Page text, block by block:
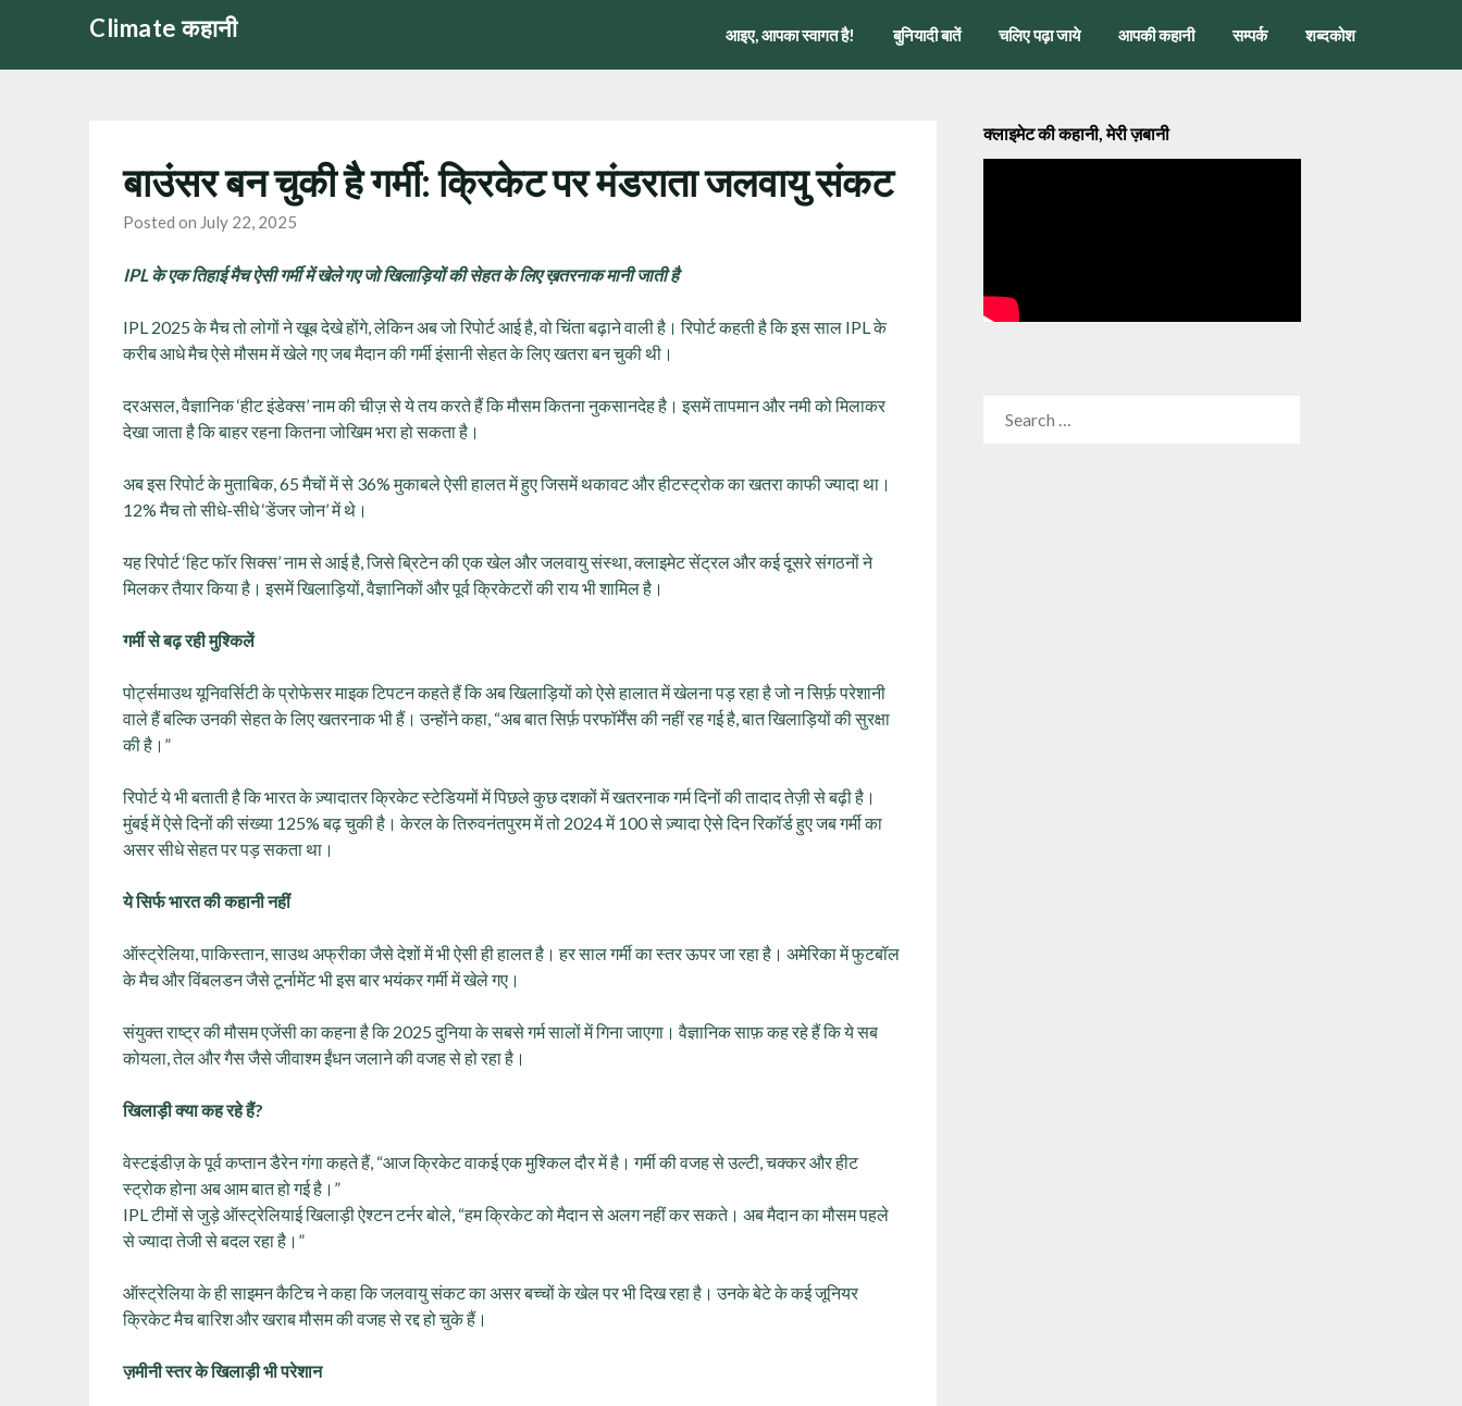
content
Climate कहानी आइए, आपका स्वागत है! बुनियादी बातें चलिए पढ़ा जाये आपकी कहानी सम्पर्क शब्दकोश
बाउंसर बन चुकी है गर्मी: क्रिकेट पर मंडराता जलवायु संकट
Posted on July 22, 2025
IPL के एक तिहाई मैच ऐसी गर्मी में खेले गए जो खिलाड़ियों की सेहत के लिए ख़तरनाक मानी जाती है
IPL 2025 के मैच तो लोगों ने खूब देखे होंगे, लेकिन अब जो रिपोर्ट आई है, वो चिंता बढ़ाने वाली है। रिपोर्ट कहती है कि इस साल IPL के
करीब आधे मैच ऐसे मौसम में खेले गए जब मैदान की गर्मी इंसानी सेहत के लिए खतरा बन चुकी थी।
दरअसल, वैज्ञानिक ‘हीट इंडेक्स’ नाम की चीज़ से ये तय करते हैं कि मौसम कितना नुकसानदेह है। इसमें तापमान और नमी को मिलाकर
देखा जाता है कि बाहर रहना कितना जोखिम भरा हो सकता है।
अब इस रिपोर्ट के मुताबिक, 65 मैचों में से 36% मुकाबले ऐसी हालत में हुए जिसमें थकावट और हीटस्ट्रोक का खतरा काफी ज्यादा था।
12% मैच तो सीधे-सीधे ‘डेंजर जोन’ में थे।
यह रिपोर्ट ‘हिट फॉर सिक्स’ नाम से आई है, जिसे ब्रिटेन की एक खेल और जलवायु संस्था, क्लाइमेट सेंट्रल और कई दूसरे संगठनों ने
मिलकर तैयार किया है। इसमें खिलाड़ियों, वैज्ञानिकों और पूर्व क्रिकेटरों की राय भी शामिल है।
गर्मी से बढ़ रही मुश्किलें
पोर्ट्समाउथ यूनिवर्सिटी के प्रोफेसर माइक टिपटन कहते हैं कि अब खिलाड़ियों को ऐसे हालात में खेलना पड़ रहा है जो न सिर्फ़ परेशानी
वाले हैं बल्कि उनकी सेहत के लिए खतरनाक भी हैं। उन्होंने कहा, “अब बात सिर्फ़ परफॉर्मेंस की नहीं रह गई है, बात खिलाड़ियों की सुरक्षा
की है।”
रिपोर्ट ये भी बताती है कि भारत के ज़्यादातर क्रिकेट स्टेडियमों में पिछले कुछ दशकों में खतरनाक गर्म दिनों की तादाद तेज़ी से बढ़ी है।
मुंबई में ऐसे दिनों की संख्या 125% बढ़ चुकी है। केरल के तिरुवनंतपुरम में तो 2024 में 100 से ज़्यादा ऐसे दिन रिकॉर्ड हुए जब गर्मी का
असर सीधे सेहत पर पड़ सकता था।
ये सिर्फ भारत की कहानी नहीं
ऑस्ट्रेलिया, पाकिस्तान, साउथ अफ्रीका जैसे देशों में भी ऐसी ही हालत है। हर साल गर्मी का स्तर ऊपर जा रहा है। अमेरिका में फुटबॉल
के मैच और विंबलडन जैसे टूर्नामेंट भी इस बार भयंकर गर्मी में खेले गए।
संयुक्त राष्ट्र की मौसम एजेंसी का कहना है कि 2025 दुनिया के सबसे गर्म सालों में गिना जाएगा। वैज्ञानिक साफ़ कह रहे हैं कि ये सब
कोयला, तेल और गैस जैसे जीवाश्म ईंधन जलाने की वजह से हो रहा है।
खिलाड़ी क्या कह रहे हैं?
वेस्टइंडीज़ के पूर्व कप्तान डैरेन गंगा कहते हैं, “आज क्रिकेट वाकई एक मुश्किल दौर में है। गर्मी की वजह से उल्टी, चक्कर और हीट
स्ट्रोक होना अब आम बात हो गई है।”
IPL टीमों से जुड़े ऑस्ट्रेलियाई खिलाड़ी ऐश्टन टर्नर बोले, “हम क्रिकेट को मैदान से अलग नहीं कर सकते। अब मैदान का मौसम पहले
से ज्यादा तेजी से बदल रहा है।”
ऑस्ट्रेलिया के ही साइमन कैटिच ने कहा कि जलवायु संकट का असर बच्चों के खेल पर भी दिख रहा है। उनके बेटे के कई जूनियर
क्रिकेट मैच बारिश और खराब मौसम की वजह से रद्द हो चुके हैं।
ज़मीनी स्तर के खिलाड़ी भी परेशान
क्लाइमेट की कहानी, मेरी ज़बानी